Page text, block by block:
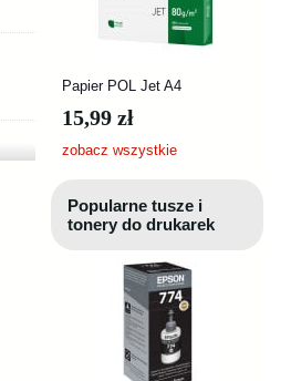
Papier POL Jet A4
15,99 zł
zobacz wszystkie
Popularne tusze i
tonery do drukarek